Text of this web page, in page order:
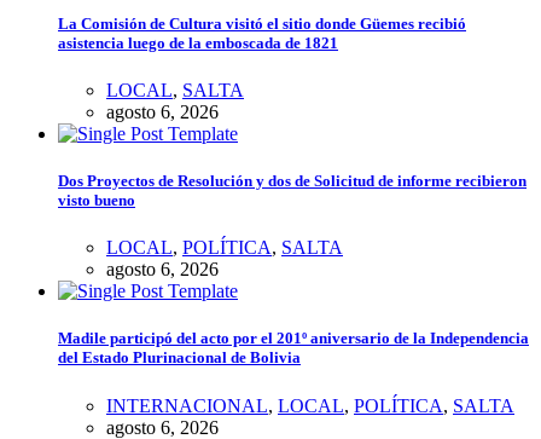
La Comisión de Cultura visitó el sitio donde Güemes recibió
asistencia luego de la emboscada de 1821
LOCAL, SALTA
agosto 6, 2026
Dos Proyectos de Resolución y dos de Solicitud de informe recibieron
visto bueno
LOCAL, POLÍTICA, SALTA
agosto 6, 2026
Madile participó del acto por el 201º aniversario de la Independencia
del Estado Plurinacional de Bolivia
INTERNACIONAL, LOCAL, POLÍTICA, SALTA
agosto 6, 2026